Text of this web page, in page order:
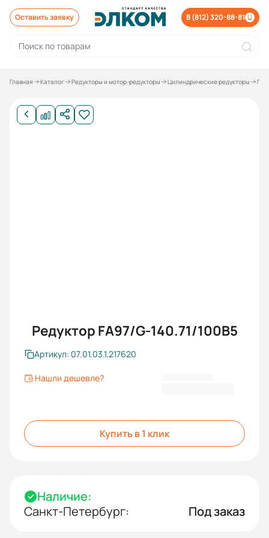
Оставить заявку 8 (812) 320-88-81
Главная Каталог Редукторы и мотор-редукторы Цилиндрические редукторы
Редуктор FA97/G-140.71/100B5
Артикул: 07.01.03.1.217620
Нашли дешевле?
Купить в 1 клик
Наличие:
Санкт-Петербург:
Под заказ